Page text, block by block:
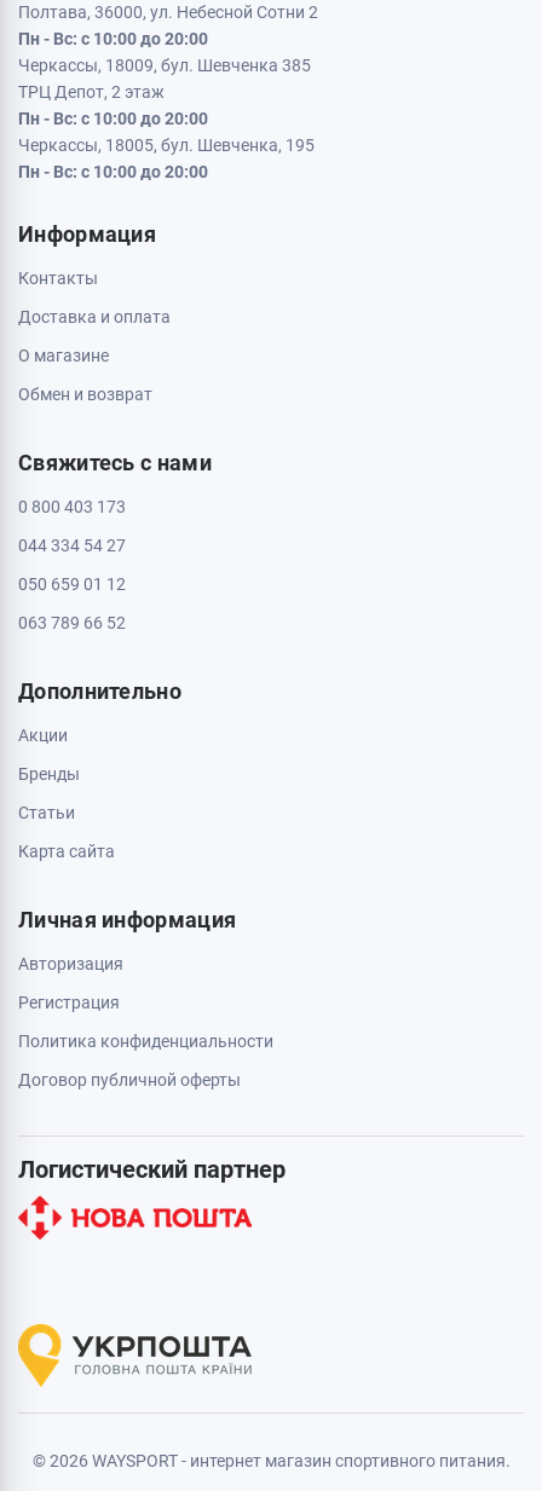
Полтава, 36000, ул. Небесной Сотни 2
Пн - Вс: с 10:00 до 20:00
Черкассы, 18009, бул. Шевченка 385
ТРЦ Депот, 2 этаж
Пн - Вс: с 10:00 до 20:00
Черкассы, 18005, бул. Шевченка, 195
Пн - Вс: с 10:00 до 20:00
Информация
Контакты
Доставка и оплата
О магазине
Обмен и возврат
Свяжитесь с нами
0 800 403 173
044 334 54 27
050 659 01 12
063 789 66 52
Дополнительно
Акции
Бренды
Статьи
Карта сайта
Личная информация
Авторизация
Регистрация
Политика конфиденциальности
Договор публичной оферты
Логистический партнер
© 2026 WAYSPORT - интернет магазин спортивного питания.